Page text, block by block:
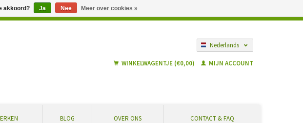
Nederlands
WINKELWAGENTJE (€0,00)
MIJN ACCOUNT
BLOG OVER ONS CONTACT & FAQ
akkoord? Ja Nee Meer over cookies »
Gratis levering in België vanaf € 55 ... Veilig winkelen en geen extra kosten